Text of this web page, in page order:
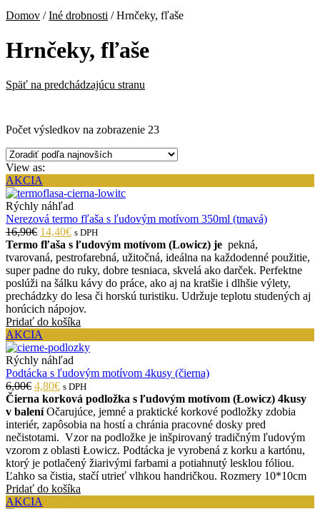
Domov / Iné drobnosti /Hrnčeky, fľaše
Hrnčeky, fľaše
Späť na predchádzajúcu stranu
Počet výsledkov na zobrazenie 23
View as:
AKCIA
Rýchly náhľad
Nerezová termo fľaša s ľudovým motívom 350ml (tmavá)
16,90€ 14,40€ s DPH
Termo fľaša s ľudovým motívom (Lowicz) je pekná,
tvarovaná, pestrofarebná, užitočná, ideálna na každodenné použitie,
super padne do ruky, dobre tesniaca, skvelá ako darček. Perfektne
poslúži na šálku kávy do práce, ako aj na kratšie i dlhšie výlety,
prechádzky do lesa či horskú turistiku. Udržuje teplotu studených aj
horúcich nápojov.
Pridať do košíka
AKCIA
Rýchly náhľad
Podtácka s ľudovým motívom 4kusy (čierna)
6,00€ 4,80€ s DPH
Čierna korková podložka s ľudovým motívom (Łowicz) 4kusy
v baleníOčarujúce, jemné a praktické korkové podložky zdobia
interiér, zapôsobia na hostí a chránia pracovné dosky pred
nečistotami. Vzor na podložke je inšpirovaný tradičným ľudovým
vzorom z oblasti Łowicz. Podtácka je vyrobená z korku a kartónu,
ktorý je potlačený žiarivými farbami a potiahnutý lesklou fóliou.
Ľahko sa čistia, stačí utrieť vlhkou handričkou. Rozmery 10*10cm
Pridať do košíka
AKCIA